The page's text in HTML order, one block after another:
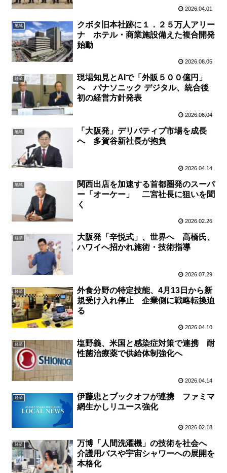
2026.04.01
地域
クボタ旧本社跡に１．２５万人アリー
ナ ホテル・商業施設備えた複合開発
始動
2026.08.05
経済
現場知見とAIで「外販５００億円」
へ パナソニック デジタル、統合後
初の経営方針発表
2026.06.04
地域
「大阪発」デリバティブ市場を成長
へ 多賀谷新社長が抱負
2026.04.14
地域
関西出店を加速する首都圏発のスーパ
ー「オーケー」 二宮社長に狙いを聞
く
2026.02.26
経済
大阪発「辛悦式」、世界へ 高橋氏、
ハワイへ招かれ施術・技術指導
2026.07.29
経済
外食分野の特定技能、4月13日から新
規受け入れ停止 企業側に戦略転換迫
る
2026.04.10
経済
塩野義、米国と感染症対策で連携 耐
性菌治療薬で供給体制強化へ
2026.04.14
経済
伊藤忠とブックオフが連携 ファミマ
網生かしリユース強化
2026.02.18
経済
万博「人間洗濯機」の技術を社会へ
介護用バスや宇宙シャワーへの展開を
本格化